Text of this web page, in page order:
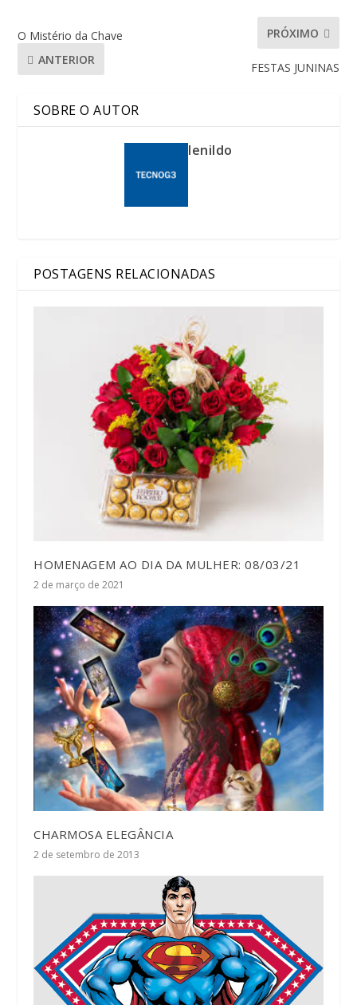
O Mistério da Chave
ANTERIOR
PRÓXIMO
FESTAS JUNINAS
SOBRE O AUTOR
lenildo
POSTAGENS RELACIONADAS
HOMENAGEM AO DIA DA MULHER: 08/03/21
2 de março de 2021
CHARMOSA ELEGÂNCIA
2 de setembro de 2013